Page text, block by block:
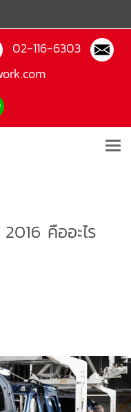
02-116-6303
คืออะไร